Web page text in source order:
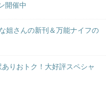
開催中
姐さんの新刊＆万能ナイフの
ありおトク！大好評スペシャ